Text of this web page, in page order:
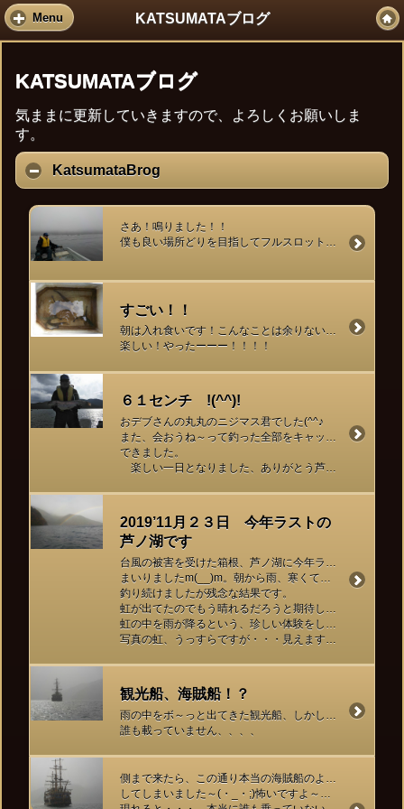
Menu KATSUMATAブログ
KATSUMATAブログ
気ままに更新していきますので、よろしくお願いしま
す。
KatsumataBrog
さあ！鳴りました！！
僕も良い場所どりを目指してフルスロットルです！
すごい！！
朝は入れ食いです！こんなことは余りないです、、、、
楽しい！やったーーー！！！！
６１センチ !(^^)!
おデブさんの丸丸のニジマス君でした(^^♪
また、会おうね～って釣った全部をキャッチアンドリリース
できました。
楽しい一日となりました、ありがとう芦ノ湖♡
2019’11月２３日 今年ラストの
芦ノ湖です
台風の被害を受けた箱根、芦ノ湖に今年ラストのご挨拶に
まいりましたm(__)m。朝から雨、寒くて・・・でもラストまで
釣り続けましたが残念な結果です。
虹が出てたのでもう晴れるだろうと期待した中、釣りをしましたが
虹の中を雨が降るという、珍しい体験をしました。
写真の虹、うっすらですが・・・見えますか(^_-)-☆
観光船、海賊船！？
誰も載っていません、、、、
してしまいました～(・_・;)怖いですよ～湖の上でボア～っと